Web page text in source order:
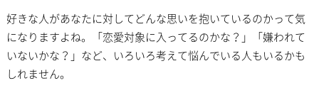
好きな人があなたに対してどんな思いを抱いているのかって気
になりますよね。「恋愛対象に入ってるのかな？」「嫌われて
いないかな？」など、いろいろ考えて悩んでいる人もいるかも
しれません。